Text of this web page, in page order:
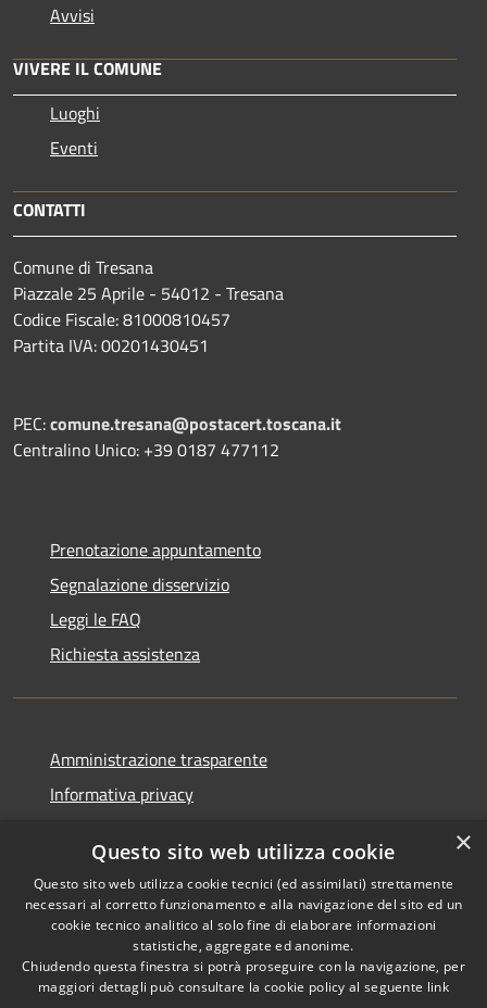
Avvisi
VIVERE IL COMUNE
Luoghi
Eventi
CONTATTI
Comune di Tresana
Piazzale 25 Aprile - 54012 - Tresana
Codice Fiscale: 81000810457
Partita IVA: 00201430451
PEC:comune.tresana@postacert.toscana.it
Centralino Unico: +39 0187 477112
Prenotazione appuntamento
Segnalazione disservizio
Leggi le FAQ
Richiesta assistenza
Amministrazione trasparente
Informativa privacy
Dichiarazione di accessibilità
RSS
Accessibilità
Copyright © 2026 • Comune di
Tresana • Powered by
×
Questo sito web utilizza cookie
Questo sito web utilizza cookie tecnici (ed assimilati) strettamente
necessari al corretto funzionamento e alla navigazione del sito ed un
cookie tecnico analitico al solo fine di elaborare informazioni
statistiche, aggregate ed anonime.
Chiudendo questa finestra si potrà proseguire con la navigazione, per
maggiori dettagli può consultare la cookie policy al seguente link